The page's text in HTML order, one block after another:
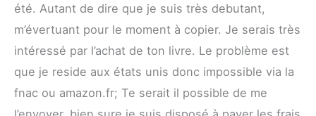
été. Autant de dire que je suis très debutant,
m’évertuant pour le moment à copier. Je serais très
intéressé par l’achat de ton livre. Le problème est
que je reside aux états unis donc impossible via la
fnac ou amazon.fr; Te serait il possible de me